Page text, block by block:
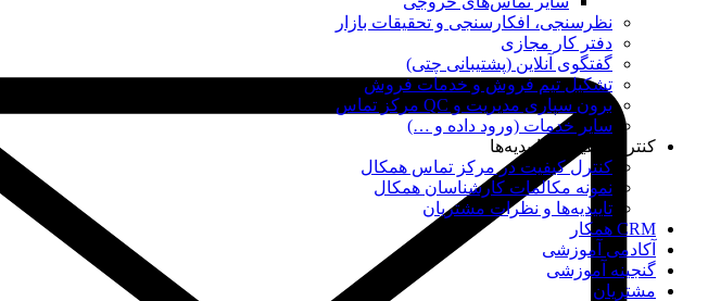
نظرسنجی، افکارسنجی و تحقیقات بازار
دفتر کار مجازی
گفتگوی آنلاین (پشتیبانی چتی)
تشکیل تیم فروش و خدمات فروش
برون سپاری مدیریت و QC مرکز تماس
سایر خدمات (ورود داده و …)
کنترل کیفیت و تاییدیه‌ها
کنترل کیفیت در مرکز تماس همکال
نمونه مکالمات کارشناسان همکال
تاییدیه‌ها و نظرات مشتریان
CRM همکار
آکادمی آموزشی
گنجینه آموزشی
مشتریان